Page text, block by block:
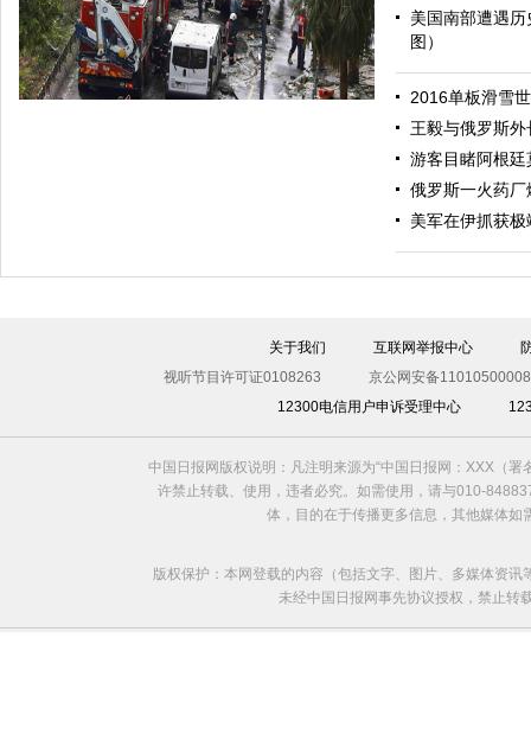
哈里与梅根亮相都柏林街头接受民众欢迎
美国南部遭遇
图）
2016单板滑雪
王毅与俄罗斯
游客目睹阿根
俄罗斯一火药
美军在伊抓获极
关于我们 互联网举报中心
视听节目许可证0108263
京公网安备
12300电信用户申诉受理中心
中国日报网版权说明：凡注明来源为“中国日报网：XXX（
许禁止转载、使用，违者必究。如需使用，请与010-
体，目的在于传播更多信息，其他媒体
版权保护：本网登载的内容（包括文字、图片、多媒体资
未经中国日报网事先协议授权，禁止转